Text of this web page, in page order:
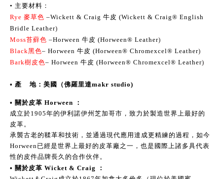
• 主要材料：
Rye 麥草色 –Wickett & Craig 牛皮 (Wickett & Craig® English
Bridle Leather)
Moss苔蘚色 –Horween 牛皮 (Horween® Leather)
Black黑色– Horween 牛皮 (Horween® Chromexcel® Leather)
Bark樹皮色– Horween 牛皮 (Horween® Chromexcel® Leather)
• 產    地：美國（佛羅里達makr studio)
• 關於皮革 Horween ：
成立於1905年的伊利諾伊州芝加哥市，致力於製造世界上最好的
皮革。
承襲古老的鞣革和技術，並通過現代應用達成更精練的過程，如今
Horween已經是世界上最好的皮革廠之一，也是國際上諸多具代表
性的皮件品牌長久的合作伙伴。
• 關於皮革 Wicket & Craig ：